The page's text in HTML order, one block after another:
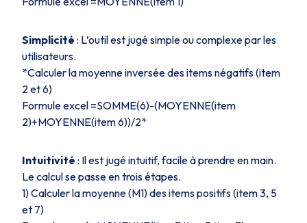
Simplicité : L’outil est jugé simple ou complexe par les
utilisateurs.
*Calculer la moyenne inversée des items négatifs (item
2 et 6)
Formule excel =SOMME(6)-(MOYENNE(item
2)+MOYENNE(item 6))/2*
Intuitivité : Il est jugé intuitif, facile à prendre en main.
Le calcul se passe en trois étapes.
1) Calculer la moyenne (M1) des items positifs (item 3, 5
et 7)